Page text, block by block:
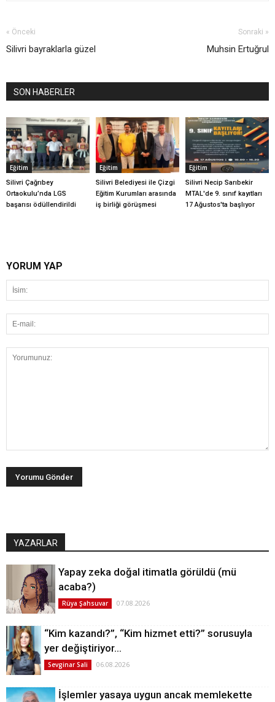
« Önceki
Silivri bayraklarla güzel
Sonraki »
Muhsin Ertuğrul
SON HABERLER
Eğitim
Silivri Çağrıbey
Ortaokulu’nda LGS
başarısı ödüllendirildi
Eğitim
Silivri Belediyesi ile Çizgi
Eğitim Kurumları arasında
iş birliği görüşmesi
Eğitim
Silivri Necip Sarıbekir
MTAL'de 9. sınıf kayıtları
17 Ağustos'ta başlıyor
YORUM YAP
YAZARLAR
Yapay zeka doğal itimatla görüldü (mü
acaba?)
Rüya Şahsuvar 07.08.2026
“Kim kazandı?”, “Kim hizmet etti?” sorusuyla
yer değiştiriyor…
Sevginar Sali 06.08.2026
İşlemler yasaya uygun ancak memlekette